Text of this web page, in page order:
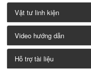
Vật tư linh kiện
Video hướng dẫn
Hỗ trợ tài liệu